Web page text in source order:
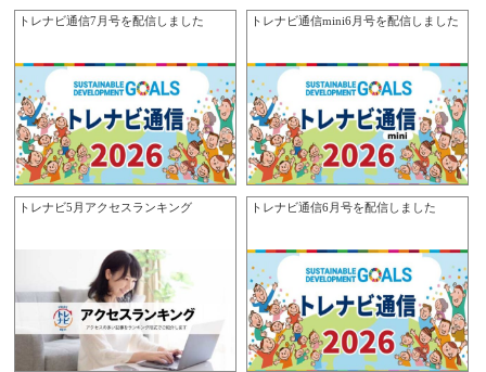
トレナビ通信7月号を配信しました トレナビ通信mini6月号を配信しました
トレナビ5月アクセスランキング トレナビ通信6月号を配信しました